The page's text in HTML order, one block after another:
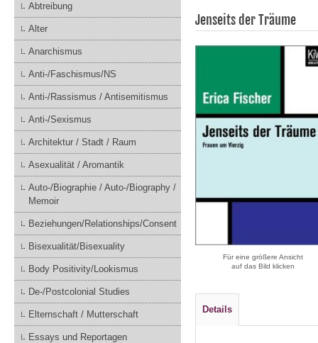
Abtreibung
Alter
Anarchismus
Anti-/Faschismus/NS
Anti-/Rassismus / Antisemitismus
Anti-/Sexismus
Architektur / Stadt / Raum
Asexualität / Aromantik
Auto-/Biographie / Auto-/Biography /
Memoir
Beziehungen/Relationships/Consent
Bisexualität/Bisexuality
Body Positivity/Lookismus
De-/Postcolonial Studies
Elternschaft / Mutterschaft
Essays und Reportagen
Jenseits der Träume
Für eine größere Ansicht
auf das Bild klicken
Details